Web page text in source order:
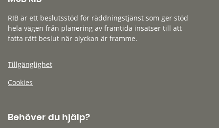
RIB är ett beslutsstöd för räddningstjänst som ger stöd
hela vägen från planering av framtida insatser till att
fatta rätt beslut när olyckan är framme.
Tillgänglighet
Cookies
Behöver du hjälp?